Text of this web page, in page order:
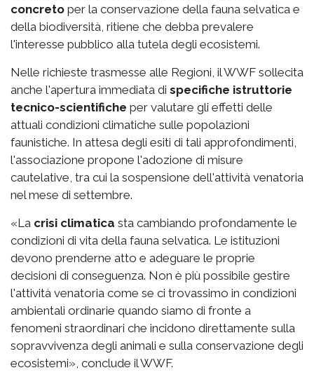
concreto per la conservazione della fauna selvatica e
della biodiversità, ritiene che debba prevalere
l'interesse pubblico alla tutela degli ecosistemi.
Nelle richieste trasmesse alle Regioni, il WWF sollecita
anche l'apertura immediata di specifiche istruttorie
tecnico-scientifiche per valutare gli effetti delle
attuali condizioni climatiche sulle popolazioni
faunistiche. In attesa degli esiti di tali approfondimenti,
l'associazione propone l'adozione di misure
cautelative, tra cui la sospensione dell'attività venatoria
nel mese di settembre.
«La crisi climatica sta cambiando profondamente le
condizioni di vita della fauna selvatica. Le istituzioni
devono prenderne atto e adeguare le proprie
decisioni di conseguenza. Non è più possibile gestire
l'attività venatoria come se ci trovassimo in condizioni
ambientali ordinarie quando siamo di fronte a
fenomeni straordinari che incidono direttamente sulla
sopravvivenza degli animali e sulla conservazione degli
ecosistemi», conclude il WWF.